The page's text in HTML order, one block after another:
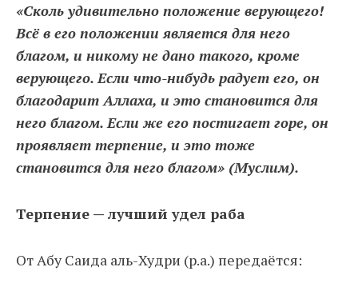
«Сколь удивительно положение верующего!
Всё в его положении является для него
благом, и никому не дано такого, кроме
верующего. Если что-нибудь радует его, он
благодарит Аллаха, и это становится для
него благом. Если же его постигает горе, он
проявляет терпение, и это тоже
становится для него благом» (Муслим).
Терпение — лучший удел раба
От Абу Саида аль-Худри (р.а.) передаётся: